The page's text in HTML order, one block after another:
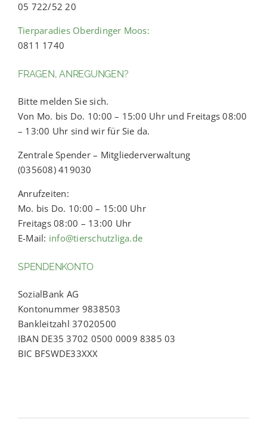
05 722/52 20
Tierparadies Oberdinger Moos:
0811 1740
FRAGEN, ANREGUNGEN?
Bitte melden Sie sich.
Von Mo. bis Do. 10:00 – 15:00 Uhr und Freitags 08:00
– 13:00 Uhr sind wir für Sie da.
Zentrale Spender – Mitgliederverwaltung
(035608) 419030
Anrufzeiten:
Mo. bis Do. 10:00 – 15:00 Uhr
Freitags 08:00 – 13:00 Uhr
E-Mail: info@tierschutzliga.de
SPENDENKONTO
SozialBank AG
Kontonummer 9838503
Bankleitzahl 37020500
IBAN DE35 3702 0500 0009 8385 03
BIC BFSWDE33XXX